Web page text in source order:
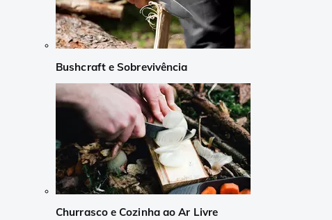
Bushcraft e Sobrevivência
Churrasco e Cozinha ao Ar Livre